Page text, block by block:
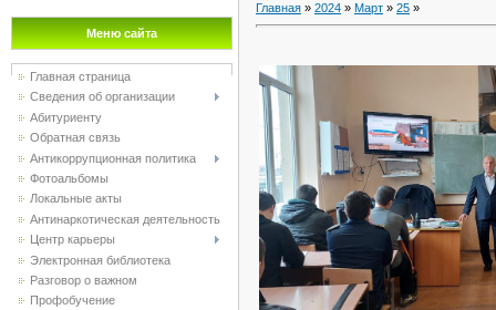
Меню сайта
Главная страница
Сведения об организации
Абитуриенту
Обратная связь
Антикоррупционная политика
Фотоальбомы
Локальные акты
Антинаркотическая деятельность
Центр карьеры
Электронная библиотека
Разговор о важном
Профобучение
Главная » 2024 » Март » 25 »